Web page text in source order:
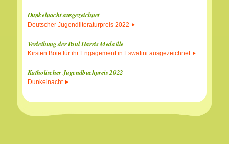
Dunkelnacht ausgezeichnet
Deutscher Jugendliteraturpreis 2022
Verleihung der Paul Harris Medaille
Kirsten Boie für ihr Engagement in Eswatini ausgezeichnet
Katholischer Jugendbuchpreis 2022
Dunkelnacht